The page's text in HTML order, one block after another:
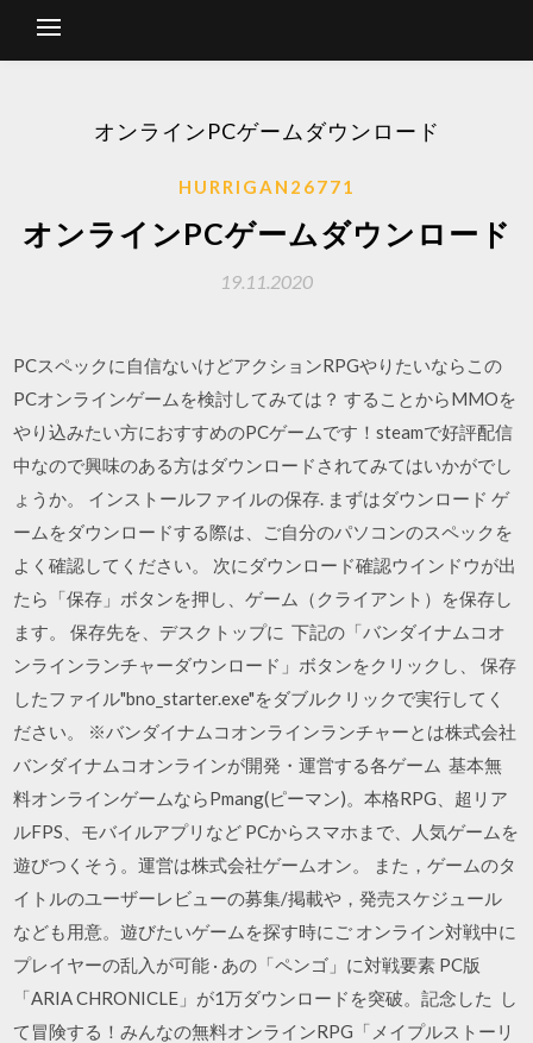
オンラインPCゲームダウンロード
HURRIGAN26771
オンラインPCゲームダウンロード
19.11.2020
PCスペックに自信ないけどアクションRPGやりたいならこの
PCオンラインゲームを検討してみては？ することからMMOを
やり込みたい方におすすめのPCゲームです！steamで好評配信
中なので興味のある方はダウンロードされてみてはいかがでし
ょうか。 インストールファイルの保存. まずはダウンロード ゲ
ームをダウンロードする際は、ご自分のパソコンのスペックを
よく確認してください。 次にダウンロード確認ウインドウが出
たら「保存」ボタンを押し、ゲーム（クライアント）を保存し
ます。 保存先を、デスクトップに 下記の「バンダイナムコオ
ンラインランチャーダウンロード」ボタンをクリックし、 保存
したファイル"bno_starter.exe"をダブルクリックで実行してく
ださい。 ※バンダイナムコオンラインランチャーとは株式会社
バンダイナムコオンラインが開発・運営する各ゲーム 基本無
料オンラインゲームならPmang(ピーマン)。本格RPG、超リア
ルFPS、モバイルアプリなど PCからスマホまで、人気ゲームを
遊びつくそう。運営は株式会社ゲームオン。 また，ゲームのタ
イトルのユーザーレビューの募集/掲載や，発売スケジュール
なども用意。遊びたいゲームを探す時にご オンライン対戦中に
プレイヤーの乱入が可能 · あの「ペンゴ」に対戦要素 PC版
「ARIA CHRONICLE」が1万ダウンロードを突破。記念した し
て冒険する！みんなの無料オンラインRPG「メイプルストーリ